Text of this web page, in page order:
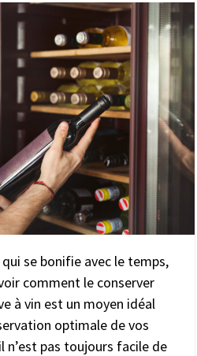
se bonifie avec le temps,
comment le conserver
à vin est un moyen idéal
optimale de vos
pas toujours facile de